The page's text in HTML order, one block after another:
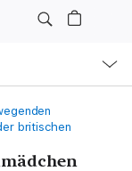
britischen